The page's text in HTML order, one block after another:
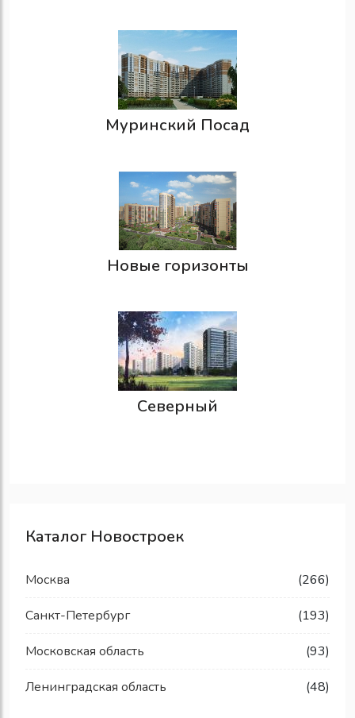
Муринский Посад
Новые горизонты
Северный
Каталог Новостроек
Москва (266)
Санкт-Петербург (193)
Московская область (93)
Ленинградская область (48)